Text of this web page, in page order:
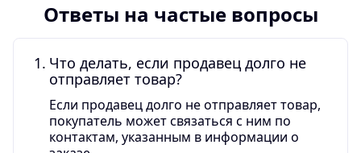
Ответы на частые вопросы
Что делать, если продавец долго не
отправляет товар?
Если продавец долго не отправляет товар,
покупатель может связаться с ним по
контактам, указанным в информации о